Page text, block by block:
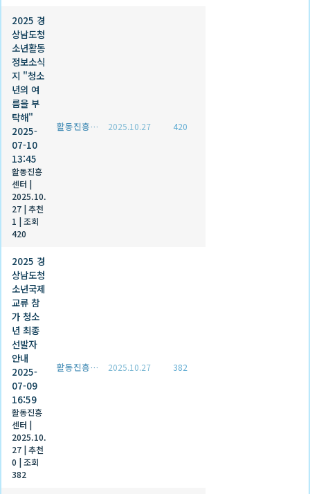
2025 경
상남도청
소년활동
정보소식
지 "청소
년의 여
름을 부
탁해"
2025-
07-10
13:45
활동진흥
센터 |
2025.10.
27 |추천
1 |조회
420
활동진흥센터 2025.10.27 420
2025 경
상남도청
소년국제
교류 참
가 청소
년 최종
선발자
안내
2025-
07-09
16:59
활동진흥
센터 |
2025.10.
27 |추천
0 |조회
382
활동진흥센터 2025.10.27 382